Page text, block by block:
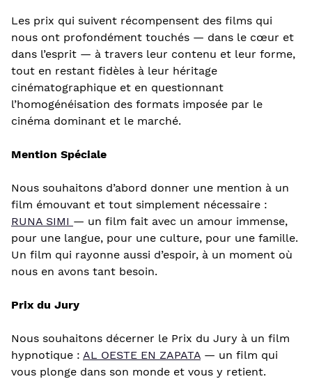
Les prix qui suivent récompensent des films qui
nous ont profondément touchés — dans le cœur et
dans l’esprit — à travers leur contenu et leur forme,
tout en restant fidèles à leur héritage
cinématographique et en questionnant
l’homogénéisation des formats imposée par le
cinéma dominant et le marché.
Mention Spéciale
Nous souhaitons d’abord donner une mention à un
film émouvant et tout simplement nécessaire :
RUNA SIMI — un film fait avec un amour immense,
pour une langue, pour une culture, pour une famille.
Un film qui rayonne aussi d’espoir, à un moment où
nous en avons tant besoin.
Prix du Jury
Nous souhaitons décerner le Prix du Jury à un film
hypnotique : AL OESTE EN ZAPATA — un film qui
vous plonge dans son monde et vous y retient.